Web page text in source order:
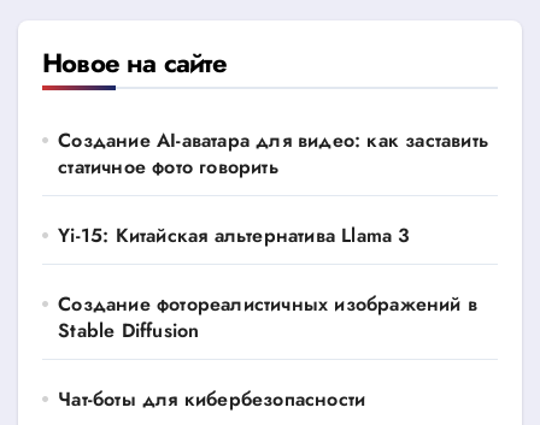
Новое на сайте
Создание AI-аватара для видео: как заставить
статичное фото говорить
Yi-15: Китайская альтернатива Llama 3
Создание фотореалистичных изображений в
Stable Diffusion
Чат-боты для кибербезопасности